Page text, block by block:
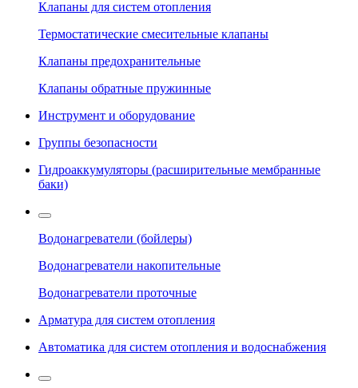
Клапаны для систем отопления
Термостатические смесительные клапаны
Клапаны предохранительные
Клапаны обратные пружинные
Инструмент и оборудование
Группы безопасности
Гидроаккумуляторы (расширительные мембранные
баки)
Водонагреватели (бойлеры)
Водонагреватели накопительные
Водонагреватели проточные
Арматура для систем отопления
Автоматика для систем отопления и водоснабжения